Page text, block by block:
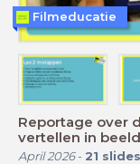
Reportage over
vertellen in beeld
April 2026- 21 slides
Filmeducatie